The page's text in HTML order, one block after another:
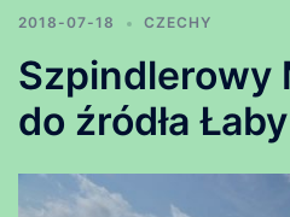
2018-07-18 CZECHY
Szpindlerowy
do źródła Łaby